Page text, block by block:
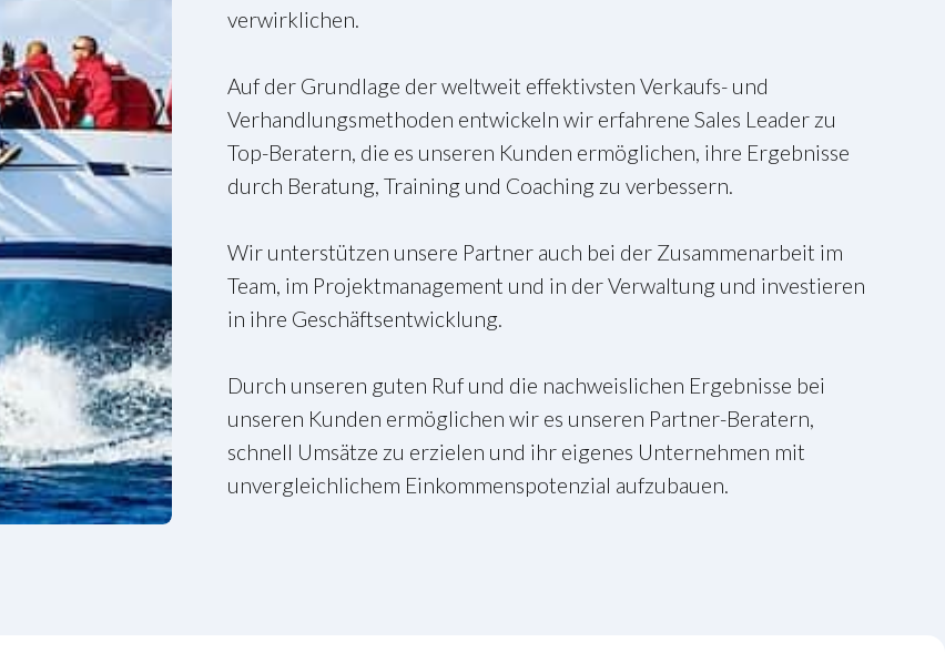
verwirklichen.
Auf der Grundlage der weltweit effektivsten Verkaufs- und
Verhandlungsmethoden entwickeln wir erfahrene Sales Leader zu
Top-Beratern, die es unseren Kunden ermöglichen, ihre Ergebnisse
durch Beratung, Training und Coaching zu verbessern.
Wir unterstützen unsere Partner auch bei der Zusammenarbeit im
Team, im Projektmanagement und in der Verwaltung und investieren
in ihre Geschäftsentwicklung.
Durch unseren guten Ruf und die nachweislichen Ergebnisse bei
unseren Kunden ermöglichen wir es unseren Partner-Beratern,
schnell Umsätze zu erzielen und ihr eigenes Unternehmen mit
unvergleichlichem Einkommenspotenzial aufzubauen.